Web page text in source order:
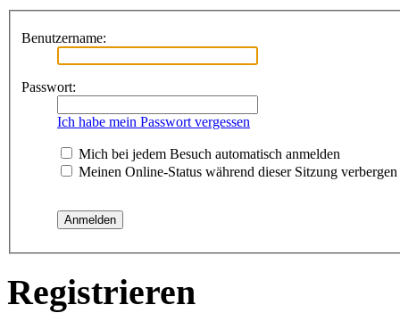
Benutzername:
Passwort:
Ich habe mein Passwort vergessen
Mich bei jedem Besuch automatisch anmelden
Meinen Online-Status während dieser Sitzung verbergen
Registrieren